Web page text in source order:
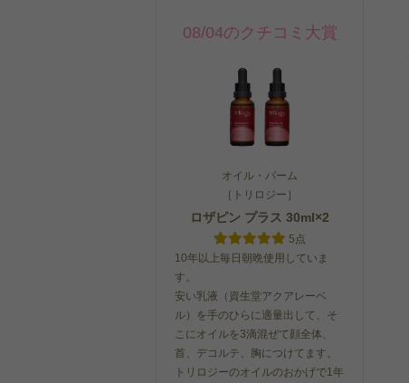
08/04のクチコミ大賞
オイル・バーム
［トリロジー］
ロザピン プラス 30ml×2
5点
10年以上毎日朝晩使用していま
す。
安い乳液（資生堂アクアレーベ
ル）を手のひらに適量出して、そ
こにオイルを3滴混ぜて顔全体、
首、デコルテ、胸につけてます。
トリロジーのオイルのおかげで1年